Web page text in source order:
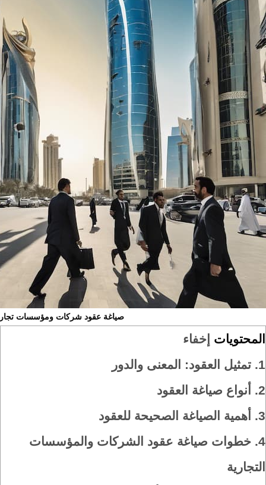
صياغة عقود شركات ومؤسسات
المحتويات إخفاء
1. تمثيل العقود: المعنى والدور
2.
أنواع صياغة العقود
3.
أهمية الصياغة الصحيحة للعقود
4. خطوات صياغة عقود الشركات والمؤسسات
التجارية